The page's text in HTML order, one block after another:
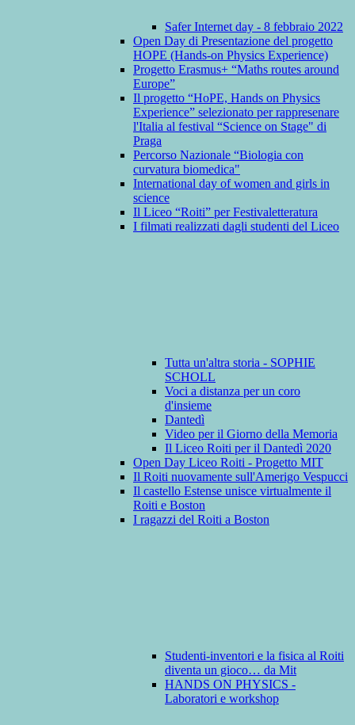
Safer Internet day - 8 febbraio 2022
Open Day di Presentazione del progetto
HOPE (Hands-on Physics Experience)
Progetto Erasmus+ “Maths routes around
Europe”
Il progetto “HoPE, Hands on Physics
Experience” selezionato per rappresenare
l'Italia al festival “Science on Stage" di
Praga
Percorso Nazionale “Biologia con
curvatura biomedica"
International day of women and girls in
science
Il Liceo “Roiti” per Festivaletteratura
I filmati realizzati dagli studenti del Liceo
Tutta un'altra storia - SOPHIE
SCHOLL
Voci a distanza per un coro
d'insieme
Dantedì
Video per il Giorno della Memoria
Il Liceo Roiti per il Dantedì 2020
Open Day Liceo Roiti - Progetto MIT
Il Roiti nuovamente sull'Amerigo Vespucci
Il castello Estense unisce virtualmente il
Roiti e Boston
I ragazzi del Roiti a Boston
Studenti-inventori e la fisica al Roiti
diventa un gioco… da Mit
HANDS ON PHYSICS -
Laboratori e workshop